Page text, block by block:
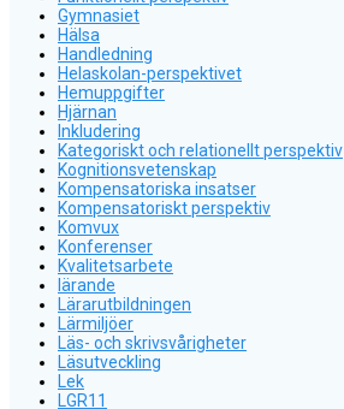
Gymnasiet
Hälsa
Handledning
Helaskolan-perspektivet
Hemuppgifter
Hjärnan
Inkludering
Kategoriskt och relationellt perspektiv
Kognitionsvetenskap
Kompensatoriska insatser
Kompensatoriskt perspektiv
Komvux
Konferenser
Kvalitetsarbete
lärande
Lärarutbildningen
Lärmiljöer
Läs- och skrivsvårigheter
Läsutveckling
Lek
LGR11